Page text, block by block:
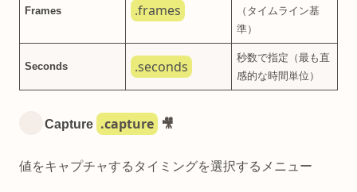
Frames .frames
（タイムライン基
準）
Seconds .seconds
秒数で指定（最も直
感的な時間単位）
Capture .capture 🎥
値をキャプチャするタイミングを選択するメニュー